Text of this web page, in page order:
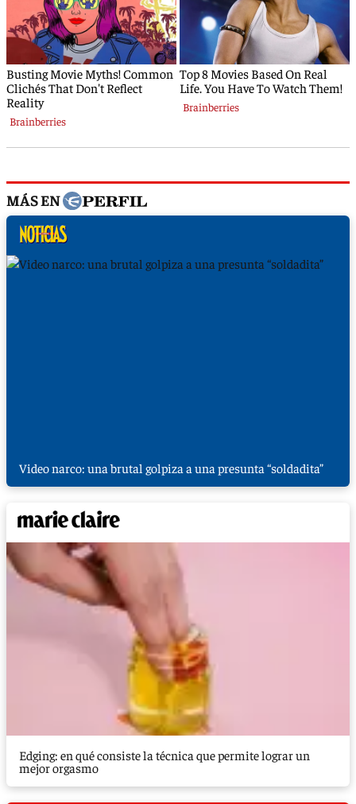
MÁS EN
Video narco: una brutal golpiza a una presunta “soldadita”
Edging: en qué consiste la técnica que permite lograr un
mejor orgasmo